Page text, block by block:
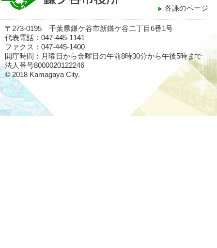
各課のページ
〒273-0195 千葉県鎌ケ谷市新鎌ケ谷二丁目6番1号
代表電話：047-445-1141
ファクス：047-445-1400
開庁時間：月曜日から金曜日の午前8時30分から午後5時まで
法人番号8000020122246
© 2018 Kamagaya City.